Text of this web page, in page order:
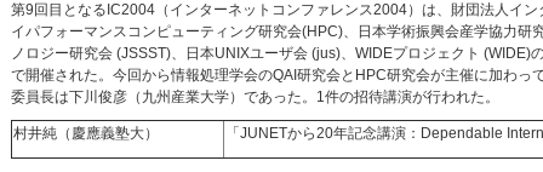
第9回目となるIC2004（インターネットコンファレンス2004）は、財団法人イ
イパフォーマンスコンピューティング研究会(HPC)、日本学術振興会産学協力
ノロジー研究会 (JSSST)、日本UNIXユーザ会 (jus)、WIDEプロジェクト
で開催された。今回から情報処理学会のQAI研究会とHPC研究会が主催に加わ
委員長は下川俊彦（九州産業大学）であった。1件の招待講演が行われた。
村井純（慶應義塾大） 「JUNETから20年記念講演：Dependable